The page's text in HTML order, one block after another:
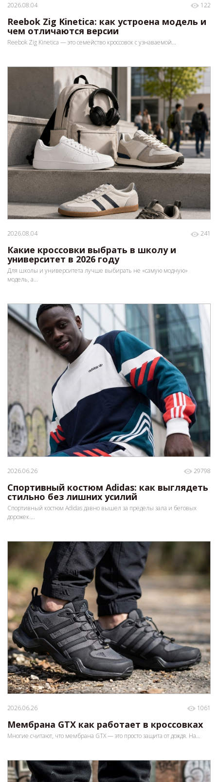
2026.08.04 122
Reebok Zig Kinetica: как устроена модель и
чем отличаются версии
Reebok Zig Kinetica — это семейство кроссовок с узнаваемой...
2026.08.04 241
Какие кроссовки выбрать в школу и
университет в 2026 году
Для школы и университета лучше выбирать не «самую модную»
модель, а...
2026.06.26 29798
Спортивный костюм Adidas: как выглядеть
стильно без лишних усилий
Спортивный костюм Adidas давно вышел за пределы зала и беговых
дорожек....
2026.06.26 1061
Мембрана GTX как работает в кроссовках
Многие считают, что мембрана GTX — это просто защита от дождя. На...